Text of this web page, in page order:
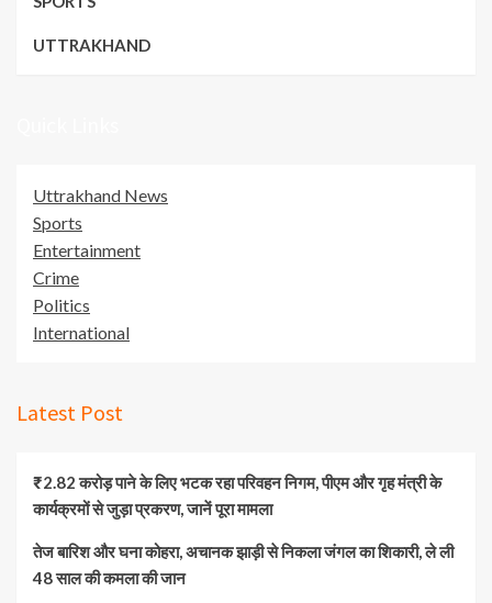
UTTRAKHAND
Uttrakhand News
Sports
Entertainment
Crime
Politics
International
Latest Post
₹2.82 करोड़ पाने के लिए भटक रहा परिवहन निगम, पीएम और गृह मंत्री के
कार्यक्रमों से जुड़ा प्रकरण, जानें पूरा मामला
तेज बारिश और घना कोहरा, अचानक झाड़ी से निकला जंगल का शिकारी, ले ली
48 साल की कमला की जान